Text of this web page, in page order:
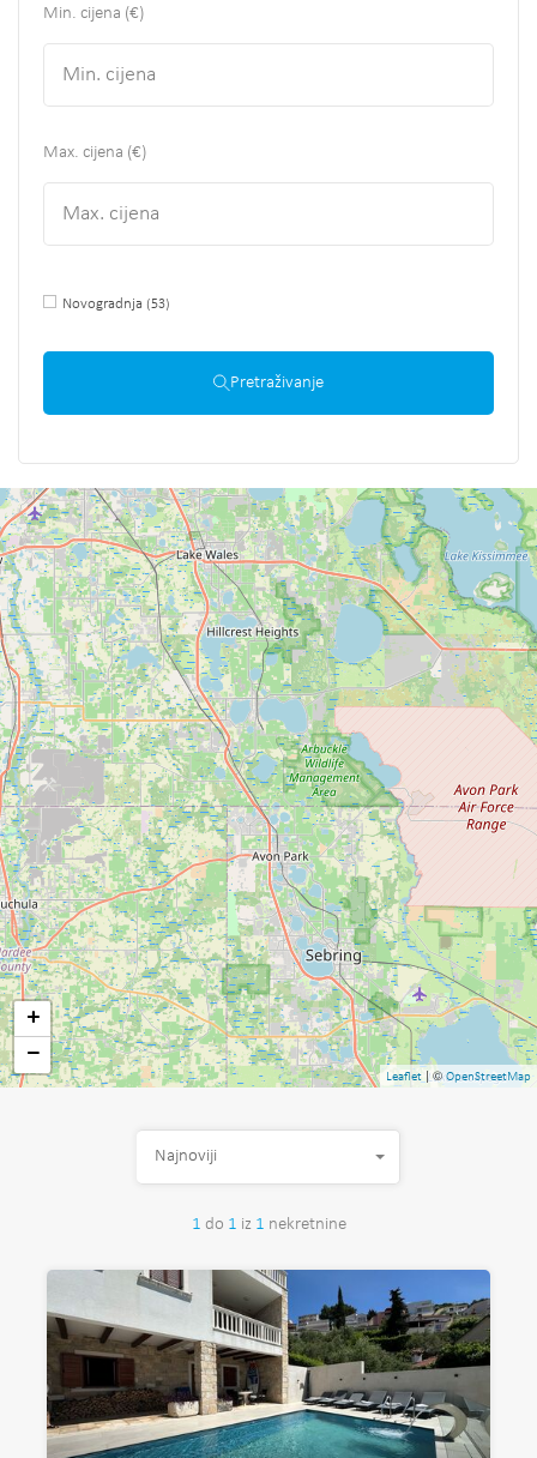
Min. cijena (€)
Max. cijena (€)
Novogradnja (53)
Pretraživanje
+
−
Leaflet | ©OpenStreetMap
1 do 1 iz 1 nekretnine
Najnoviji